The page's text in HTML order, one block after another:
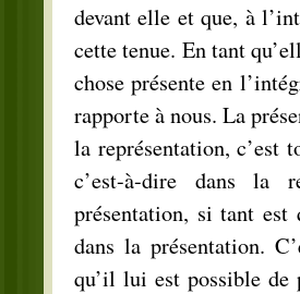
devant elle et que, à
cette tenue. En tant
chose présente en
rapporte à nous. La
la représentation, c’est
c’est-à-dire dans la
présentation, si tant est
dans la présentation.
qu’il lui est possible de